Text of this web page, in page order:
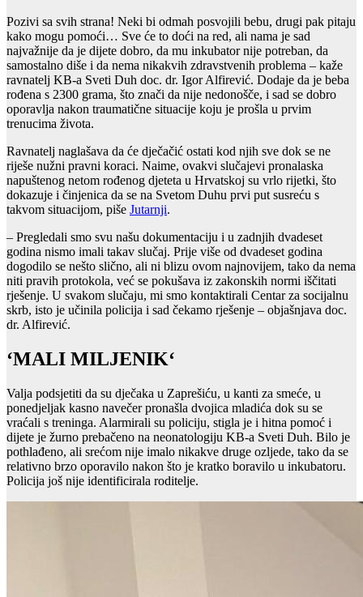
Pozivi sa svih strana! Neki bi odmah posvojili bebu, drugi pak pitaju
kako mogu pomoći… Sve će to doći na red, ali nama je sad
najvažnije da je dijete dobro, da mu inkubator nije potreban, da
samostalno diše i da nema nikakvih zdravstvenih problema – kaže
ravnatelj KB-a Sveti Duh doc. dr. Igor Alfirević. Dodaje da je beba
rođena s 2300 grama, što znači da nije nedonošče, i sad se dobro
oporavlja nakon traumatične situacije koju je prošla u prvim
trenucima života.
Ravnatelj naglašava da će dječačić ostati kod njih sve dok se ne
riješe nužni pravni koraci. Naime, ovakvi slučajevi pronalaska
napuštenog netom rođenog djeteta u Hrvatskoj su vrlo rijetki, što
dokazuje i činjenica da se na Svetom Duhu prvi put susreću s
takvom situacijom, piše Jutarnji.
– Pregledali smo svu našu dokumentaciju i u zadnjih dvadeset
godina nismo imali takav slučaj. Prije više od dvadeset godina
dogodilo se nešto slično, ali ni blizu ovom najnovijem, tako da nema
niti pravih protokola, već se pokušava iz zakonskih normi iščitati
rješenje. U svakom slučaju, mi smo kontaktirali Centar za socijalnu
skrb, isto je učinila policija i sad čekamo rješenje – objašnjava doc.
dr. Alfirević.
‘MALI MILJENIK‘
Valja podsjetiti da su dječaka u Zaprešiću, u kanti za smeće, u
ponedjeljak kasno navečer pronašla dvojica mladića dok su se
vraćali s treninga. Alarmirali su policiju, stigla je i hitna pomoć i
dijete je žurno prebačeno na neonatologiju KB-a Sveti Duh. Bilo je
pothlađeno, ali srećom nije imalo nikakve druge ozljede, tako da se
relativno brzo oporavilo nakon što je kratko boravilo u inkubatoru.
Policija još nije identificirala roditelje.